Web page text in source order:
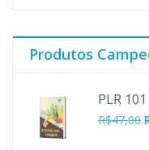
Produtos
PLR
R$47,00